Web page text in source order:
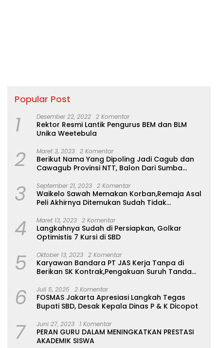
Popular Post
1 Desember 22, 2022 2 Komentar
Rektor Resmi Lantik Pengurus BEM dan BLM
Unika Weetebula
2 Maret 3, 2023 2 Komentar
Berikut Nama Yang Dipoling Jadi Cagub dan
Cawagub Provinsi NTT, Balon Dari Sumba
3 September 21, 2023 2 Komentar
Waikelo Sawah Memakan Korban,Remaja Asal
Peli Akhirnya Ditemukan Sudah Tidak
4 Maret 13, 2023 2 Komentar
Langkahnya Sudah di Persiapkan, Golkar
Optimistis 7 Kursi di SBD
5 Oktober 13, 2023 2 Komentar
Karyawan Bandara PT JAS Kerja Tanpa di
Berikan SK Kontrak,Pengakuan Suruh Tanda
6 Juli 5, 2025 2 Komentar
FOSMAS Jakarta Apresiasi Langkah Tegas
Bupati SBD, Desak Kepala Dinas P & K Dicopot
7 Juni 27, 2023 1 Komentar
PERAN GURU DALAM MENINGKATKAN PRESTASI
AKADEMIK SISWA